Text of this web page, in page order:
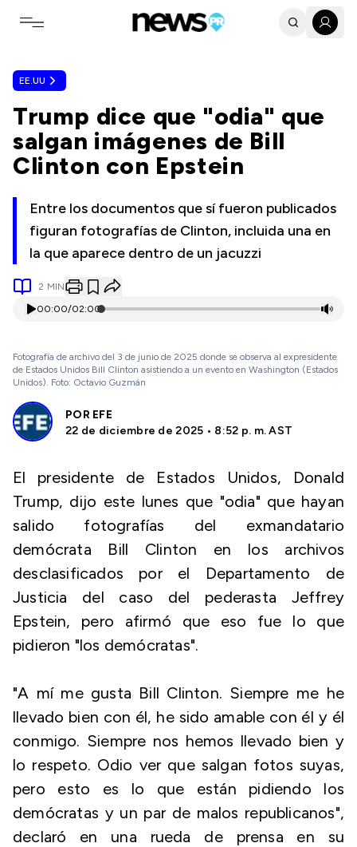
Toggle navigation menu
EE.UU
Trump dice que "odia" que
salgan imágenes de Bill
Clinton con Epstein
Entre los documentos que sí fueron publicados
figuran fotografías de Clinton, incluida una en
la que aparece dentro de un jacuzzi
2 MIN
00:00/02:00
Fotografía de archivo del 3 de junio de 2025 donde se observa al expresidente
de Estados Unidos Bill Clinton asistiendo a un evento en Washington (Estados
Unidos). Foto: Octavio Guzmán
POR EFE
22 de diciembre de 2025 • 8:52 p. m. AST
El presidente de Estados Unidos, Donald
Trump, dijo este lunes que "odia" que hayan
salido fotografías del exmandatario
demócrata Bill Clinton en los archivos
desclasificados por el Departamento de
Justicia del caso del pederasta Jeffrey
Epstein, pero afirmó que eso fue lo que
pidieron "los demócratas".
"A mí me gusta Bill Clinton. Siempre me he
llevado bien con él, he sido amable con él y él
conmigo. Siempre nos hemos llevado bien y
lo respeto. Odio ver que salgan fotos suyas,
pero esto es lo que están pidiendo los
demócratas y un par de malos republicanos",
declaró en una rueda de prensa en su